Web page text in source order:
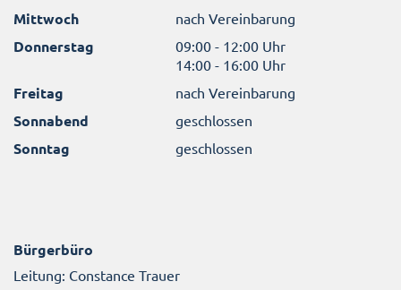
Mittwoch nach Vereinbarung
Donnerstag
09:00 - 12:00 Uhr
14:00 - 16:00 Uhr
Freitag nach Vereinbarung
Sonnabend geschlossen
Sonntag geschlossen
Bürgerbüro
Leitung: Constance Trauer